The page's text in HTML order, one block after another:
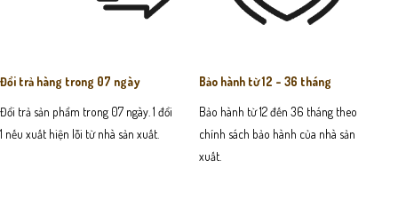
Đổi trả hàng trong 07 ngày
Đổi trả sản phẩm trong 07 ngày. 1 đổi
1 nếu xuất hiện lỗi từ nhà sản xuất.
Bảo hành từ 12 - 36 tháng
Bảo hành từ 12 đến 36 tháng theo
chính sách bảo hành của nhà sản
xuất.